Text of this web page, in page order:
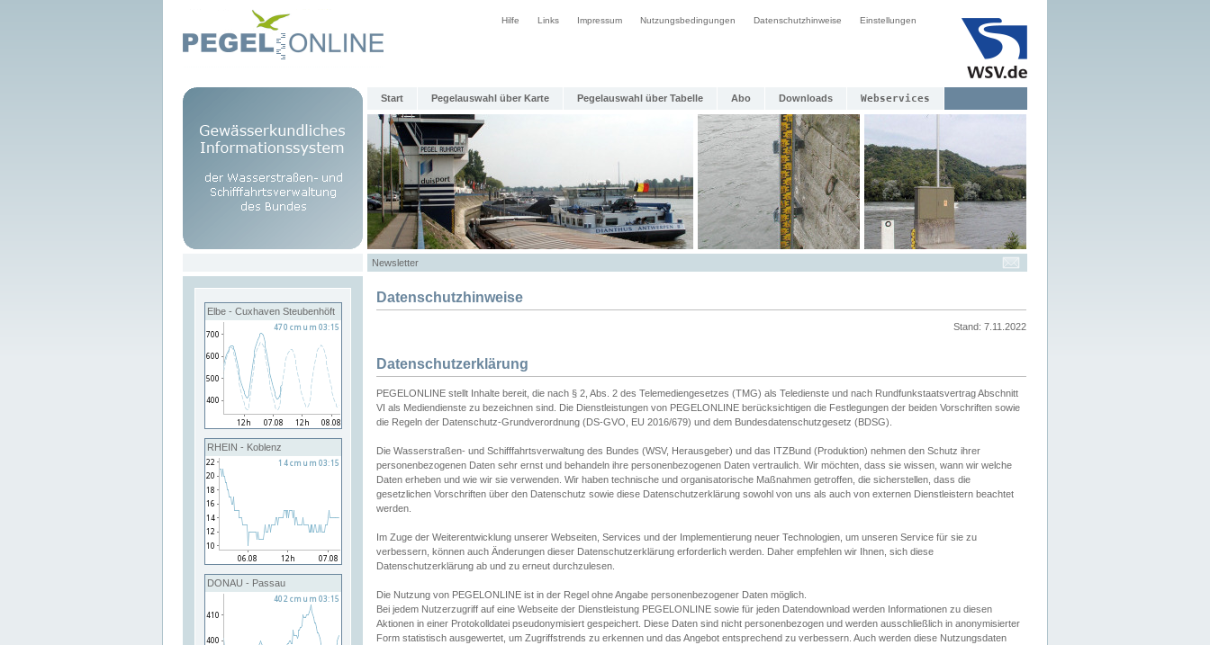
Hilfe Links Impressum Nutzungsbedingungen Datenschutzhinweise Einstellungen
Start Pegelauswahl über Karte Pegelauswahl über Tabelle Abo Downloads Webservices
Newsletter
Elbe - Cuxhaven Steubenhöft
RHEIN - Koblenz
DONAU - Passau
Datenschutzhinweise
Stand: 7.11.2022
Datenschutzerklärung
PEGELONLINE stellt Inhalte bereit, die nach § 2, Abs. 2 des Telemediengesetzes (TMG) als Teledienste und nach Rundfunkstaatsvertrag Abschnitt
VI als Mediendienste zu bezeichnen sind. Die Dienstleistungen von PEGELONLINE berücksichtigen die Festlegungen der beiden Vorschriften sowie
die Regeln der Datenschutz-Grundverordnung (DS-GVO, EU 2016/679) und dem Bundesdatenschutzgesetz (BDSG).
Die Wasserstraßen- und Schifffahrtsverwaltung des Bundes (WSV, Herausgeber) und das ITZBund (Produktion) nehmen den Schutz ihrer
personenbezogenen Daten sehr ernst und behandeln ihre personenbezogenen Daten vertraulich. Wir möchten, dass sie wissen, wann wir welche
Daten erheben und wie wir sie verwenden. Wir haben technische und organisatorische Maßnahmen getroffen, die sicherstellen, dass die
gesetzlichen Vorschriften über den Datenschutz sowie diese Datenschutzerklärung sowohl von uns als auch von externen Dienstleistern beachtet
werden.
Im Zuge der Weiterentwicklung unserer Webseiten, Services und der Implementierung neuer Technologien, um unseren Service für sie zu
verbessern, können auch Änderungen dieser Datenschutzerklärung erforderlich werden. Daher empfehlen wir Ihnen, sich diese
Datenschutzerklärung ab und zu erneut durchzulesen.
Die Nutzung von PEGELONLINE ist in der Regel ohne Angabe personenbezogener Daten möglich.
Bei jedem Nutzerzugriff auf eine Webseite der Dienstleistung PEGELONLINE sowie für jeden Datendownload werden Informationen zu diesen
Aktionen in einer Protokolldatei pseudonymisiert gespeichert. Diese Daten sind nicht personenbezogen und werden ausschließlich in anonymisierter
Form statistisch ausgewertet, um Zugriffstrends zu erkennen und das Angebot entsprechend zu verbessern. Auch werden diese Nutzungsdaten